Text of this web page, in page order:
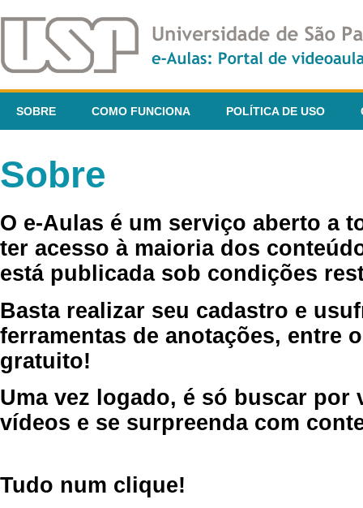
SOBRE COMO FUNCIONA POLÍTICA DE USO
Sobre
O e-Aulas é um serviço aberto a
ter acesso à maioria dos
está publicada sob condições
Basta realizar seu cadastro e
ferramentas de anotações, entre
gratuito!
Uma vez logado, é só buscar por
vídeos e se surpreenda com
Tudo num clique!